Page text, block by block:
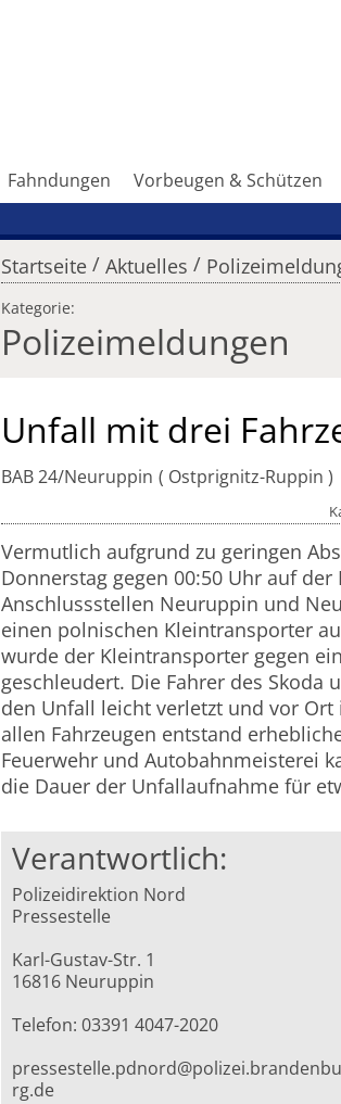
Fahndungen Vorbeugen & Schützen
Startseite / Aktuelles /
Kategorie:
Polizeimeldungen
Unfall mit drei
BAB 24/Neuruppin Ostprignitz-Ruppin
Vermutlich aufgrund zu geringen
Donnerstag gegen 00:50 Uhr auf
Anschlussstellen Neuruppin und
einen polnischen Kleintransporter
wurde der Kleintransporter gegen
geschleudert. Die Fahrer des
den Unfall leicht verletzt und vor
allen Fahrzeugen entstand
Feuerwehr und Autobahnmeisterei
die Dauer der Unfallaufnahme für
Verantwortlich:
Polizeidirektion Nord
Pressestelle
Karl-Gustav-Str. 1
16816 Neuruppin
Telefon: 03391 4047-2020
pressestelle.pdnord@polizei.brandenbu
rg.de